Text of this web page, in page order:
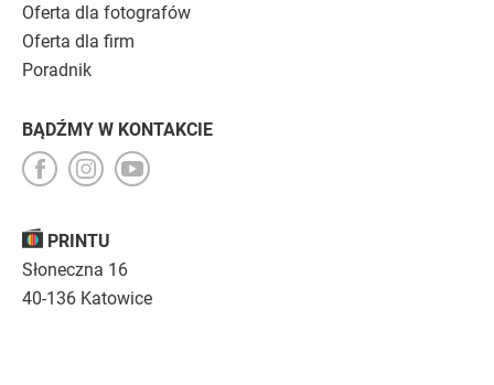
PRINTU
Słoneczna 16
40-136 Katowice
Oferta dla fotografów
Oferta dla firm
Poradnik
BĄDŹMY W KONTAKCIE